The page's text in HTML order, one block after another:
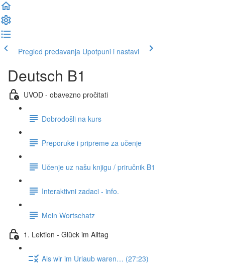
Pregled predavanja Upotpuni i nastavi
Deutsch B1
UVOD - obavezno pročitati
Dobrodošli na kurs
Preporuke i pripreme za učenje
Učenje uz našu knjigu / priručnik B1
Interaktivni zadaci - info.
Mein Wortschatz
1. Lektion - Glück im Alltag
Als wir im Urlaub waren… (27:23)